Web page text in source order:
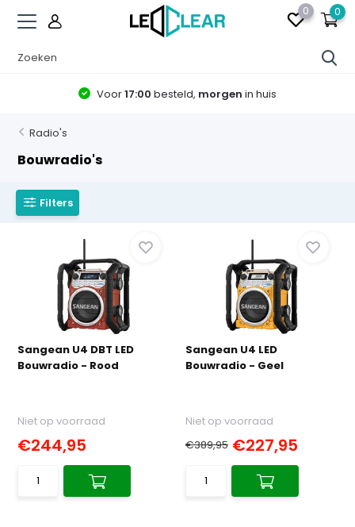
0 0
Voor17:00 besteld, morgen in huis
Radio's
Bouwradio's
Filters
Sangean U4 DBT LED
Bouwradio - Rood
Niet op voorraad
€244,95
Sangean U4 LED
Bouwradio - Geel
Niet op voorraad
€389,95 €227,95